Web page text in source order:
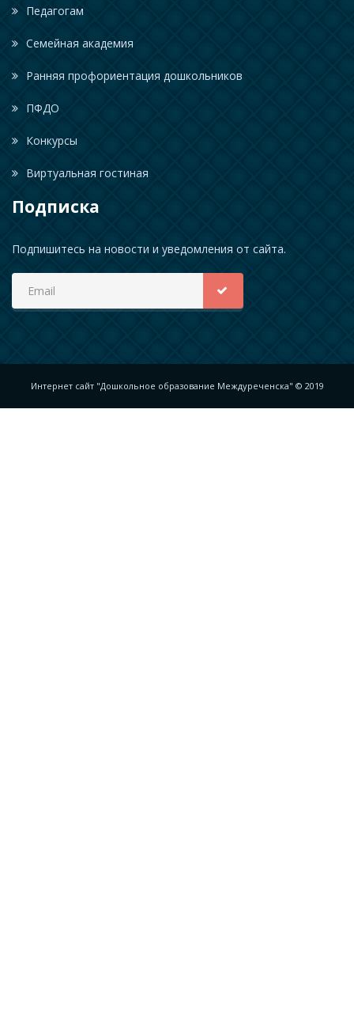
Педагогам
Семейная академия
Ранняя профориентация дошкольников
ПФДО
Конкурсы
Виртуальная гостиная
Подписка
Подпишитесь на новости и уведомления от сайта.
Интернет сайт "Дошкольное образование Междуреченска" © 2019